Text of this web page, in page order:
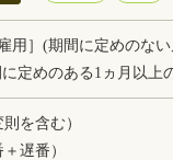
用］(期間に定めのな
定めのある1ヵ月以上
を含む）
遅番）